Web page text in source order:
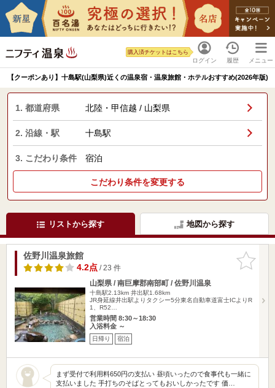
ログイン
購入済チケットはこちら
履歴 メニュー
【クーポンあり】十島駅(山梨県)近くの温泉宿・温泉旅館・ホテルおすすめ(2026年版)
1. 都道府県 北陸・甲信越 / 山梨県
2. 沿線・駅 十島駅
3. こだわり条件 宿泊
こだわり条件を変更する
リストから探す 地図から探す
お気に入
りに追加
佐野川温泉旅館
4.2点/ 23 件
山梨県 / 南巨摩郡南部町 / 佐野川温泉
十島駅2.13km 井出駅1.68km
JR身延線井出駅よりタクシー5分東名自動車道富士ICよりR
1、R52…
営業時間 8:30～18:30
入浴料金 ～
日帰り 宿泊
まず受付で利用料650円の支払い 昼頃いったので食事代も一緒に
支払いました 手打ちのそばとってもおいしかったです 価…